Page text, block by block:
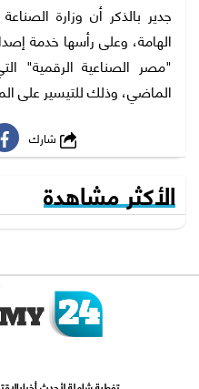
جدير بالذكر أن وزارة
الهامة، وعلى رأسها خدمة
"مصر الصناعية الرقمية"
الماضي، وذلك للتيسير على
الأكثر مشاهدة